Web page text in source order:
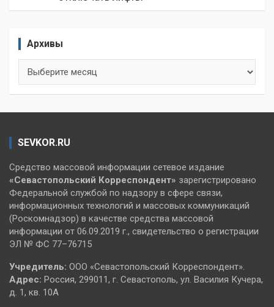
Архивы
SEVKOR.RU
Средство массовой информации сетевое издание
«Севастопольский Корреспондент» зарегистрировано
Федеральной службой по надзору в сфере связи,
информационных технологий и массовых коммуникаций
(Роскомнадзор) в качестве средства массовой
информации от 06.09.2019 г., свидетельство о регистрации
ЭЛ № ФС 77–76715
Учредитель: ООО «Севастопольский Корреспондент».
Адрес: Россия, 299011, г. Севастополь, ул. Василия Кучера,
д. 1, кв. 10А